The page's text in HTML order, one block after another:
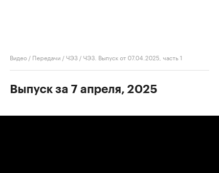
Видео / Передачи /ЧЭЗ /ЧЭЗ. Выпуск от 07.04.2025, часть 1
Выпуск за 7 апреля, 2025